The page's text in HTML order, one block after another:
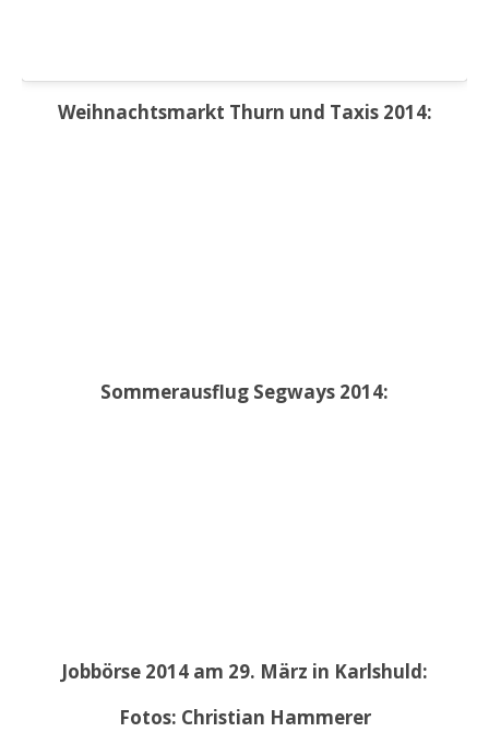
Weihnachtsmarkt Thurn und Taxis 2014:
Sommerausflug Segways 2014:
Jobbörse 2014 am 29. März in Karlshuld:
Fotos: Christian Hammerer